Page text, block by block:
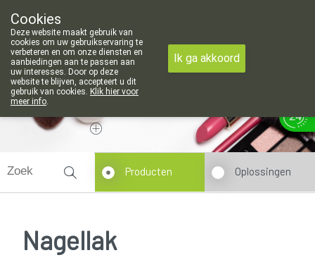
voor de apotheek in Attenhoven: dinsdag gesloten
011/88 14 74
Vandaag
Producten Oplossingen
Nagellak
Cookies
Deze website maakt gebruik van
cookies om uw gebruikservaring te
verbeteren en om onze diensten en
aanbiedingen aan te passen aan
uw interesses. Door op deze
website te blijven, accepteert u dit
gebruik van cookies. Klik hier voor
meer info.
Ik ga akkoord